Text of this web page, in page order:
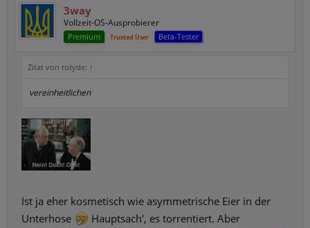
3way
Vollzeit-OS-Ausprobierer
Premium Trusted User Beta-Tester
Zitat von rotyde: ↑
vereinheitlichen
Ist ja eher kosmetisch wie asymmetrische Eier in der
Unterhose
Hauptsach', es torrentiert. Aber